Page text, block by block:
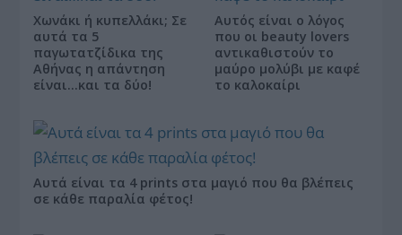
Χωνάκι ή κυπελλάκι; Σε
αυτά τα 5
παγωτατζίδικα της
Αθήνας η απάντηση
είναι…και τα δύο!
Αυτός είναι ο λόγος
που οι beauty lovers
αντικαθιστούν το
μαύρο μολύβι με καφέ
το καλοκαίρι
Αυτά είναι τα 4 prints στα μαγιό που θα βλέπεις
σε κάθε παραλία φέτος!